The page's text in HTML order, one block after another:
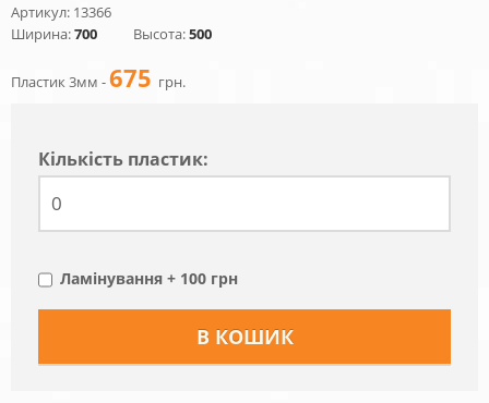
Артикул: 13366
Ширина:700 Высота:500
Пластик 3мм -675 грн.
Кiлькiсть пластик:
Ламінування + 100 грн